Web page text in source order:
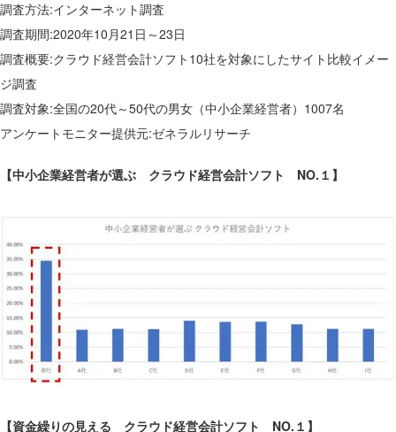
調査方法:インターネット調査
調査期間:2020年10月21日～23日
調査概要:クラウド経営会計ソフト10社を対象にしたサイト比較イメー
ジ調査
調査対象:全国の20代～50代の男女（中小企業経営者）1007名
アンケートモニター提供元:ゼネラルリサーチ
【中小企業経営者が選ぶ クラウド経営会計ソフト NO.１】
【資金繰りの見える クラウド経営会計ソフト NO.１】